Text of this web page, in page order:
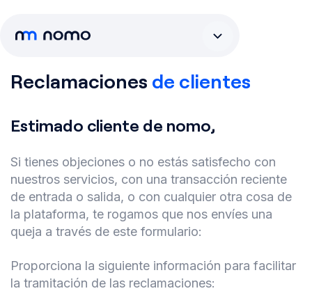
Reclamaciones de clientes
Estimado cliente de nomo,
Si tienes objeciones o no estás satisfecho con
nuestros servicios, con una transacción reciente
de entrada o salida, o con cualquier otra cosa de
la plataforma, te rogamos que nos envíes una
queja a través de este formulario:
Proporciona la siguiente información para facilitar
la tramitación de las reclamaciones: